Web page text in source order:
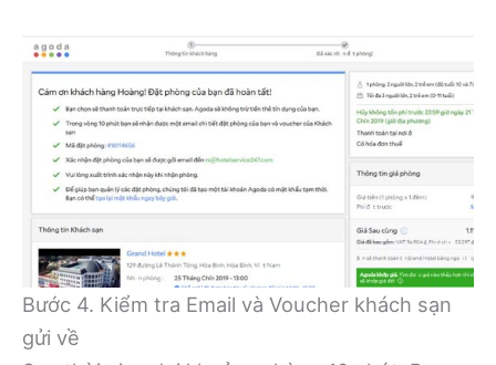
Bước 4. Kiểm tra Email và Voucher khách sạn
gửi về